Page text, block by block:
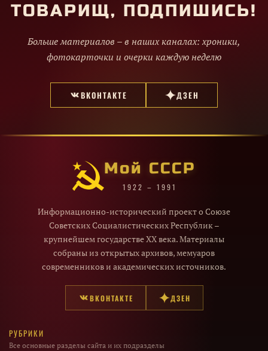
ТОВАРИЩ, ПОДПИШИСЬ!
Больше материалов – в наших каналах: хроники,
фотокарточки и очерки каждую неделю
ВКОНТАКТЕ ДЗЕН
Мой СССР
1922 – 1991
Информационно-исторический проект о Союзе
Советских Социалистических Республик –
крупнейшем государстве XX века. Материалы
собраны из открытых архивов, мемуаров
современников и академических источников.
ВКОНТАКТЕ ДЗЕН
РУБРИКИ
Все основные разделы сайта и их подразделы